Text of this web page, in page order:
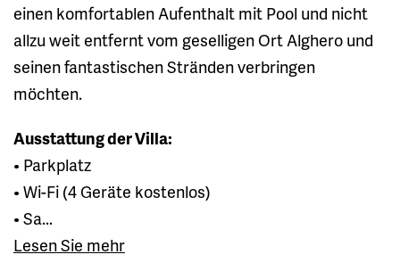
einen komfortablen Aufenthalt mit Pool und nicht
allzu weit entfernt vom geselligen Ort Alghero und
seinen fantastischen Stränden verbringen
möchten.
Ausstattung der Villa:
• Parkplatz
• Wi-Fi (4 Geräte kostenlos)
• Sa...
Lesen Sie mehr